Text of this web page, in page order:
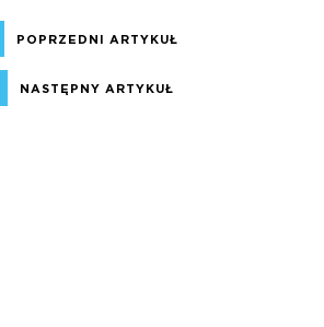
POPRZEDNI ARTYKUŁ
NASTĘPNY ARTYKUŁ